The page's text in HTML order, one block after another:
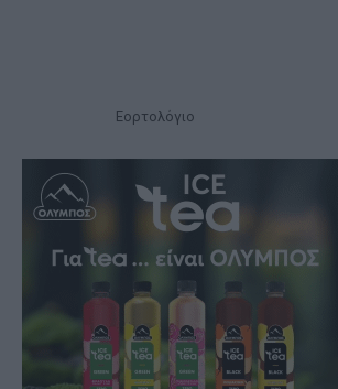
Εορτολόγιο